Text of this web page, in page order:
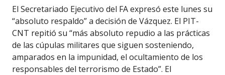
El Secretariado Ejecutivo del FA expresó este lunes su
“absoluto respaldo” a decisión de Vázquez. El PIT-
CNT repitió su “más absoluto repudio a las prácticas
de las cúpulas militares que siguen sosteniendo,
amparados en la impunidad, el ocultamiento de los
responsables del terrorismo de Estado”. El